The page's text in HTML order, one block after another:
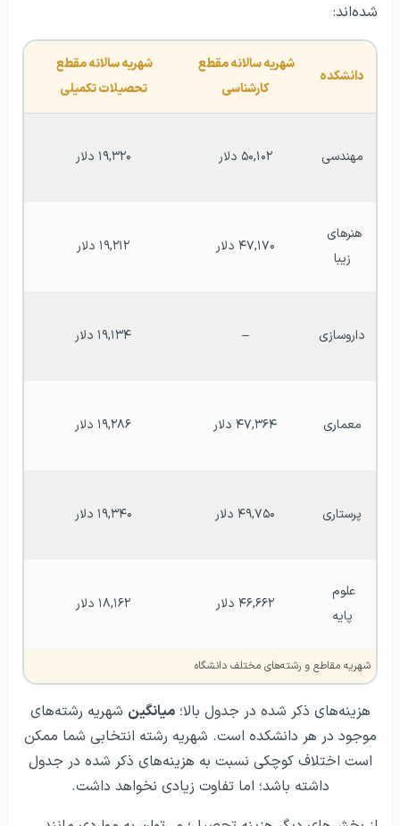
شده‌اند:
دانشکده
کارشناسی
تحصیلات تکمیلی
مهندسی ۵۰,۱۰۲ دلار ۱۹,۳۲۰ دلار
زیبا
۴۷,۱۷۰ دلار ۱۹,۲۱۲ دلار
داروسازی – ۱۹,۱۳۴ دلار
معماری ۴۷,۳۶۴ دلار ۱۹,۲۸۶ دلار
پرستاری ۴۹,۷۵۰ دلار ۱۹,۳۴۰ دلار
پایه
۴۶,۶۶۲ دلار ۱۸,۱۶۲ دلار
شهریه مقاطع و رشته‌های مختلف دانشگاه
هزینه‌های ذکر شده در جدول بالا؛میانگین شهریه رشته‌های
موجود در هر دانشکده است. شهریه رشته انتخابی شما ممکن
است اختلاف کوچکی نسبت به هزینه‌های ذکر شده در جدول
داشته باشد؛ اما تفاوت زیادی نخواهد داشت.